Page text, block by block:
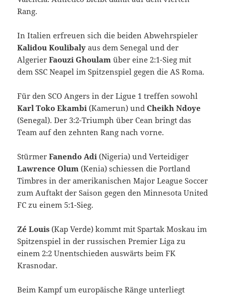
Rang.
In Italien erfreuen sich die beiden Abwehrspieler
Kalidou Koulibaly aus dem Senegal und der
AlgerierFaouzi Ghoulam über eine 2:1-Sieg mit
dem SSC Neapel im Spitzenspiel gegen die AS Roma.
Für den SCO Angers in der Ligue 1 treffen sowohl
Karl Toko Ekambi (Kamerun) undCheikh Ndoye
(Senegal). Der 3:2-Triumph über Cean bringt das
Team auf den zehnten Rang nach vorne.
StürmerFanendo Adi (Nigeria) und Verteidiger
Lawrence Olum (Kenia) schiessen die Portland
Timbres in der amerikanischen Major League Soccer
zum Auftakt der Saison gegen den Minnesota United
FC zu einem 5:1-Sieg.
Zé Louis (Kap Verde) kommt mit Spartak Moskau im
Spitzenspiel in der russischen Premier Liga zu
einem 2:2 Unentschieden auswärts beim FK
Krasnodar.
Beim Kampf um europäische Ränge unterliegt